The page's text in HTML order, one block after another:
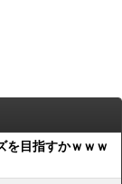
を目指すかｗｗｗ